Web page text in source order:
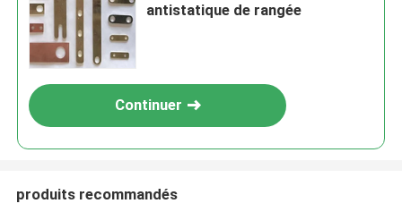
antistatique de rangée
Continuer
produits recommandés